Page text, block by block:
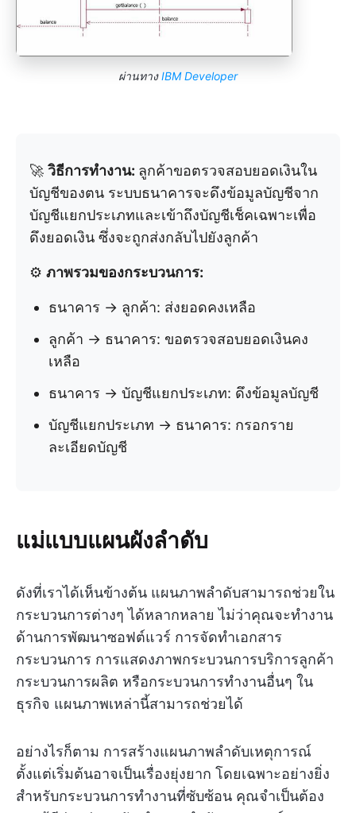
ผ่านทางIBM Developer
🚀 วิธีการทำงาน: ลูกค้าขอตรวจสอบยอดเงินใน
บัญชีของตน ระบบธนาคารจะดึงข้อมูลบัญชีจาก
บัญชีแยกประเภทและเข้าถึงบัญชีเช็คเฉพาะเพื่อ
ดึงยอดเงิน ซึ่งจะถูกส่งกลับไปยังลูกค้า
⚙️ ภาพรวมของกระบวนการ:
ธนาคาร → ลูกค้า: ส่งยอดคงเหลือ
ลูกค้า → ธนาคาร: ขอตรวจสอบยอดเงินคง
เหลือ
ธนาคาร → บัญชีแยกประเภท: ดึงข้อมูลบัญชี
บัญชีแยกประเภท → ธนาคาร: กรอกราย
ละเอียดบัญชี
แม่แบบแผนผังลำดับ
ดังที่เราได้เห็นข้างต้น แผนภาพลำดับสามารถช่วยใน
กระบวนการต่างๆ ได้หลากหลาย ไม่ว่าคุณจะทำงาน
ด้านการพัฒนาซอฟต์แวร์ การจัดทำเอกสาร
กระบวนการ การแสดงภาพกระบวนการบริการลูกค้า
กระบวนการผลิต หรือกระบวนการทำงานอื่นๆ ใน
ธุรกิจ แผนภาพเหล่านี้สามารถช่วยได้
อย่างไรก็ตาม การสร้างแผนภาพลำดับเหตุการณ์
ตั้งแต่เริ่มต้นอาจเป็นเรื่องยุ่งยาก โดยเฉพาะอย่างยิ่ง
สำหรับกระบวนการทำงานที่ซับซ้อน คุณจำเป็นต้อง